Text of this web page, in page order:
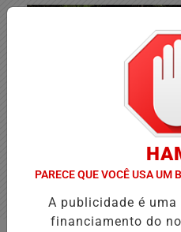
PARECE QUE VOCÊ USA UM
A publicidade é
financiamento do